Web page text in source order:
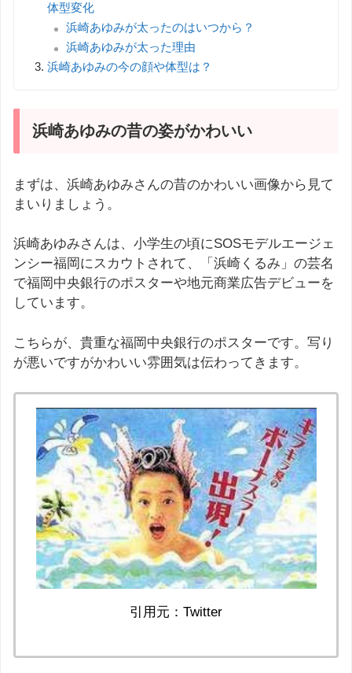
体型変化
浜崎あゆみが太ったのはいつから？
浜崎あゆみが太った理由
浜崎あゆみの今の顔や体型は？
浜崎あゆみの昔の姿がかわいい
まずは、浜崎あゆみさんの昔のかわいい画像から見て
まいりましょう。
浜崎あゆみさんは、小学生の頃にSOSモデルエージェ
ンシー福岡にスカウトされて、「浜崎くるみ」の芸名
で福岡中央銀行のポスターや地元商業広告デビューを
しています。
こちらが、貴重な福岡中央銀行のポスターです。写り
が悪いですがかわいい雰囲気は伝わってきます。
引用元：Twitter